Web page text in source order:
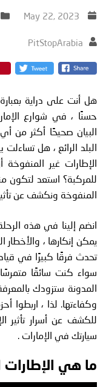
PitStopArabia
هل أنت على دراية
حسنًا ، في شوارع
البيان صحيحًا أكثر
البلد الرائع ، هل
الإطارات غير المنفوخة
للمركبة؟ استعد لتكون
المنفوخة ونكشف عن
انضم إلينا في هذه
يمكن إنكارها ،
تحدث فرقًا كبيرًا في
سواء كنت سائقًا
المدونة ستزودك
وكفاءتها. لذا ، اربطوا
للكشف عن أسرار تأثير
سيارتك في الإمارات .
ما هي الإطارات